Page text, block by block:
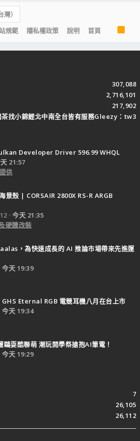
）
規範 隱私權政策 說明 首頁
R
S
S
307,088
2,716,101
217,902
茶找小錦鯉北中南全台皆有服務Gleezy：tw3
Developer Driver 596.99 WHQL
21:57
供
景殼 | CORSAIR 2800X RS-R ARGB
今天 21:35
硬體改裝
，為快速成長的 AI 推論市場帶來先進運
今天 19:39
Eternal RGB 電競耳機八月在台上市
今天 19:34
鷗耍酷聯萌 潮玩開學祭搶抱AI筆電！
今天 19:29
7
26,105
26,112